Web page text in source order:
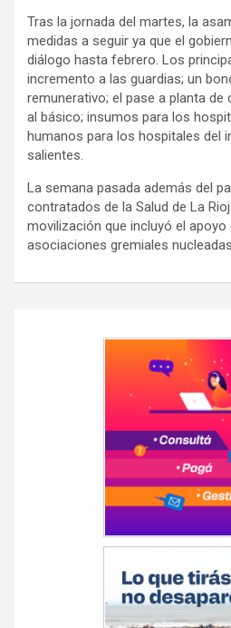
Tras la jornada del martes, la
medidas a seguir ya que el
diálogo hasta febrero. Los
incremento a las guardias; un
remunerativo; el pase a planta
al básico; insumos para los
humanos para los hospitales del
salientes.
La semana pasada además del
contratados de la Salud de La
movilización que incluyó el apoyo
asociaciones gremiales